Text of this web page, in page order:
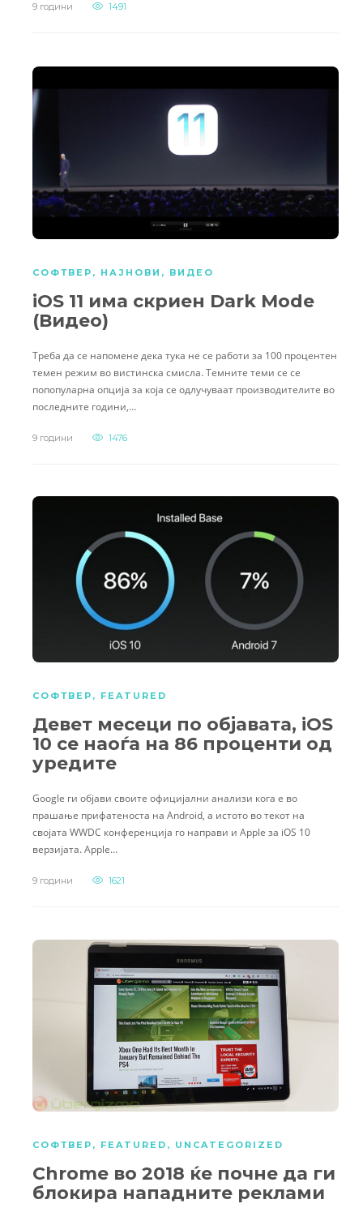
9 години 1491
СОФТВЕР , НАЈНОВИ , ВИДЕО
iOS 11 има скриен Dark Mode
(Видео)
Треба да се напомене дека тука не се работи за 100 процентен
темен режим во вистинска смисла. Темните теми се се
попопуларна опција за која се одлучуваат производителите во
последните години,…
9 години 1476
СОФТВЕР , FEATURED
Девет месеци по објавата, iOS
10 се наоѓа на 86 проценти од
уредите
Google ги објави своите официјални анализи кога е во
прашање прифатеноста на Android, а истото во текот на
својата WWDC конференција го направи и Apple за iOS 10
верзијата. Apple…
9 години 1621
СОФТВЕР , FEATURED , UNCATEGORIZED
Chrome во 2018 ќе почне да ги
блокира нападните реклами